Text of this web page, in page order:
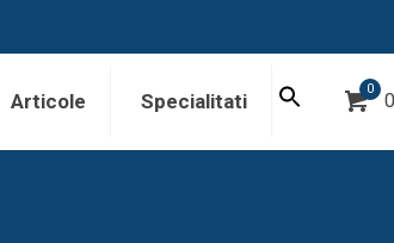
Articole Specialitati
0